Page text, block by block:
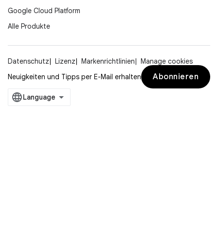
Google Cloud Platform
Alle Produkte
Datenschutz Lizenz Markenrichtlinien
Manage cookies
Neuigkeiten und Tipps per E-Mail erhalten
Abonnieren